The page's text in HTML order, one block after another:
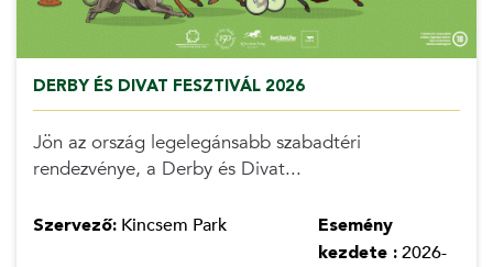
DERBY ÉS DIVAT FESZTIVÁL 2026
Jön az ország legelegánsabb szabadtéri
rendezvénye, a Derby és Divat...
Szervező:Kincsem Park
Esemény
kezdete :2026-